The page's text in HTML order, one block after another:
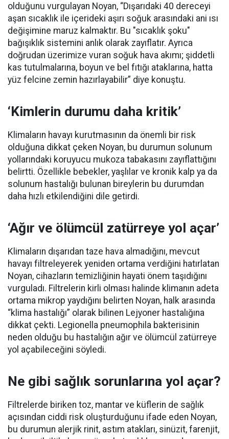
olduğunu vurgulayan Noyan, “Dışarıdaki 40 dereceyi
aşan sıcaklık ile içerideki aşırı soğuk arasındaki ani ısı
değişimine maruz kalmaktır. Bu "sıcaklık şoku"
bağışıklık sistemini anlık olarak zayıflatır. Ayrıca
doğrudan üzerimize vuran soğuk hava akımı; şiddetli
kas tutulmalarına, boyun ve bel fıtığı ataklarına, hatta
yüz felcine zemin hazırlayabilir” diye konuştu.
‘Kimlerin durumu daha kritik’
Klimaların havayı kurutmasının da önemli bir risk
olduğuna dikkat çeken Noyan, bu durumun solunum
yollarındaki koruyucu mukoza tabakasını zayıflattığını
belirtti. Özellikle bebekler, yaşlılar ve kronik kalp ya da
solunum hastalığı bulunan bireylerin bu durumdan
daha hızlı etkilendiğini dile getirdi.
‘Ağır ve ölümcül zatürreye yol açar’
Klimaların dışarıdan taze hava almadığını, mevcut
havayı filtreleyerek yeniden ortama verdiğini hatırlatan
Noyan, cihazların temizliğinin hayati önem taşıdığını
vurguladı. Filtrelerin kirli olması halinde klimanın adeta
ortama mikrop yaydığını belirten Noyan, halk arasında
“klima hastalığı” olarak bilinen Lejyoner hastalığına
dikkat çekti. Legionella pneumophila bakterisinin
neden olduğu bu hastalığın ağır ve ölümcül zatürreye
yol açabileceğini söyledi.
Ne gibi sağlık sorunlarına yol açar?
Filtrelerde biriken toz, mantar ve küflerin de sağlık
açısından ciddi risk oluşturduğunu ifade eden Noyan,
bu durumun alerjik rinit, astım atakları, sinüzit, farenjit,